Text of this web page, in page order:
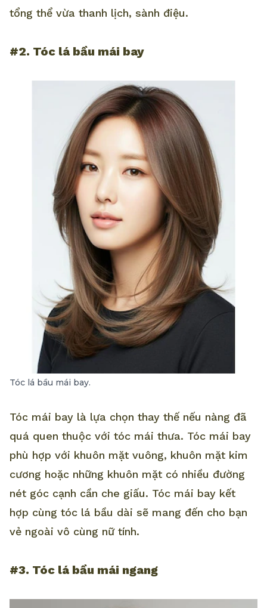
tổng thể vừa thanh lịch, sành điệu.
#2. Tóc lá bầu mái bay
Tóc lá bầu mái bay.
Tóc mái bay là lựa chọn thay thế nếu nàng đã
quá quen thuộc với tóc mái thưa. Tóc mái bay
phù hợp với khuôn mặt vuông, khuôn mặt kim
cương hoặc những khuôn mặt có nhiều đường
nét góc cạnh cần che giấu. Tóc mái bay kết
hợp cùng tóc lá bầu dài sẽ mang đến cho bạn
vẻ ngoài vô cùng nữ tính.
#3. Tóc lá bầu mái ngang